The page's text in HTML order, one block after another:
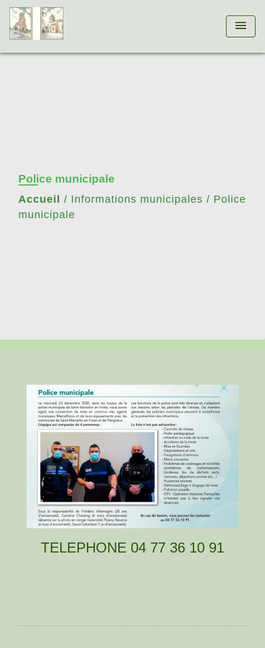
menu
Police municipale
Accueil / Informations municipales / Police
municipale
TELEPHONE 04 77 36 10 91